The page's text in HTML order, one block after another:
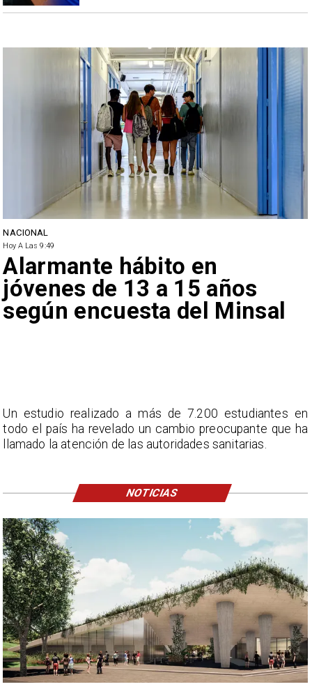
NACIONAL
Hoy A Las 9:49
Alarmante hábito en
jóvenes de 13 a 15 años
según encuesta del Minsal
Un estudio realizado a más de 7.200 estudiantes en
todo el país ha revelado un cambio preocupante que ha
llamado la atención de las autoridades sanitarias.
NOTICIAS